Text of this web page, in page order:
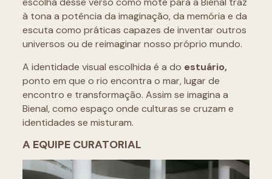
à tona a potência da imaginação, da memória e da
escuta como práticas capazes de inventar outros
universos ou de reimaginar nosso próprio mundo.
A identidade visual escolhida é a do estuário,
ponto em que o rio encontra o mar, lugar de
encontro e transformação. Assim se imagina a
Bienal, como espaço onde culturas se cruzam e
identidades se misturam.
A EQUIPE CURATORIAL